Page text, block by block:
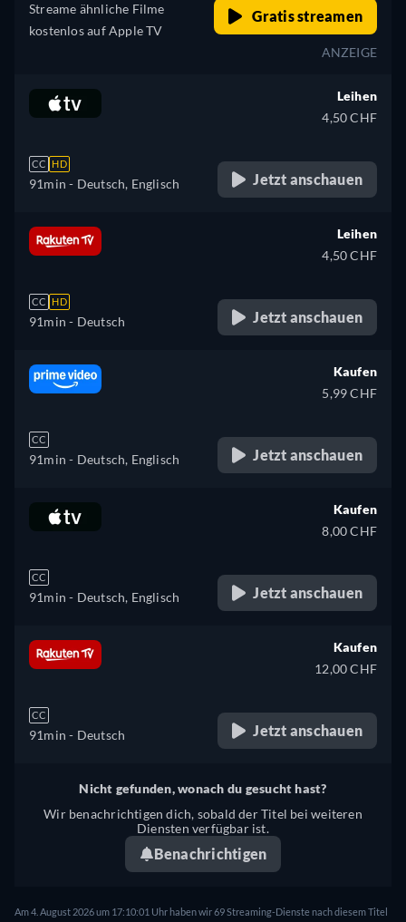
Streame ähnliche Filme
kostenlos auf Apple TV
Gratis streamen
ANZEIGE
CC HD
91min - Deutsch, Englisch
Leihen
4,50 CHF
Jetzt anschauen
CC HD
91min - Deutsch
Leihen
4,50 CHF
Jetzt anschauen
CC
91min - Deutsch, Englisch
Kaufen
5,99 CHF
Jetzt anschauen
CC
91min - Deutsch, Englisch
Kaufen
8,00 CHF
Jetzt anschauen
CC
91min - Deutsch
Kaufen
12,00 CHF
Jetzt anschauen
Nicht gefunden, wonach du gesucht hast?
Wir benachrichtigen dich, sobald der Titel bei weiteren
Diensten verfügbar ist.
Benachrichtigen
Am 4. August 2026 um 17:10:01 Uhr haben wir 69 Streaming-Dienste nach diesem Titel